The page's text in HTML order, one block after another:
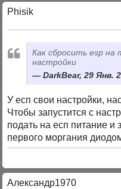
Phisik
Как сбросить esp
настройки
DarkBear, 29 Янв.
У есп свои настройки,
Чтобы запустится с
подать на есп питание и
первого моргания
Александр1970